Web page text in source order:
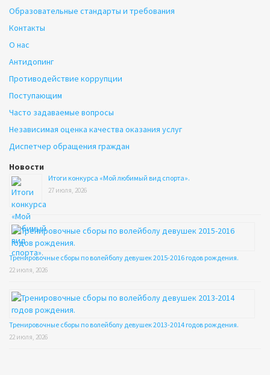
Образовательные стандарты и требования
Контакты
О нас
Антидопинг
Противодействие коррупции
Поступающим
Часто задаваемые вопросы
Независимая оценка качества оказания услуг
Диспетчер обращения граждан
Новости
Итоги конкурса «Мой любимый вид спорта».
27 июля, 2026
Тренировочные сборы по волейболу девушек 2015-2016 годов рождения.
22 июля, 2026
Тренировочные сборы по волейболу девушек 2013-2014 годов рождения.
22 июля, 2026